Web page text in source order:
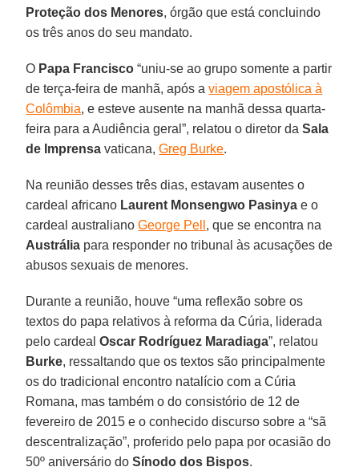
Proteção dos Menores, órgão que está concluindo
os três anos do seu mandato.
O Papa Francisco “uniu-se ao grupo somente a partir
de terça-feira de manhã, após aviagem apostólica à
Colômbia, e esteve ausente na manhã dessa quarta-
feira para a Audiência geral”, relatou o diretor daSala
de Imprensa vaticana,Greg Burke.
Na reunião desses três dias, estavam ausentes o
cardeal africano Laurent Monsengwo Pasinya e o
cardeal australianoGeorge Pell , que se encontra na
Austrália para responder no tribunal às acusações de
abusos sexuais de menores.
Durante a reunião, houve “uma reflexão sobre os
textos do papa relativos à reforma da Cúria, liderada
pelo cardealOscar Rodríguez Maradiaga”, relatou
Burke, ressaltando que os textos são principalmente
os do tradicional encontro natalício com a Cúria
Romana, mas também o do consistório de 12 de
fevereiro de 2015 e o conhecido discurso sobre a “sã
descentralização”, proferido pelo papa por ocasião do
50º aniversário doSínodo dos Bispos.